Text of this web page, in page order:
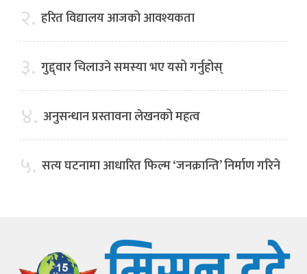
२. हरित विद्यालय आजको आवश्यकता
३. गुद्द्वार चिलाउने समस्या भए यसो गर्नुहोस्
४. अनुसन्धान प्रस्तावना लेखनको महत्व
५. सत्य घटनामा आधारित फिल्म ‘जनक्रान्ति’ निर्माण गरिने